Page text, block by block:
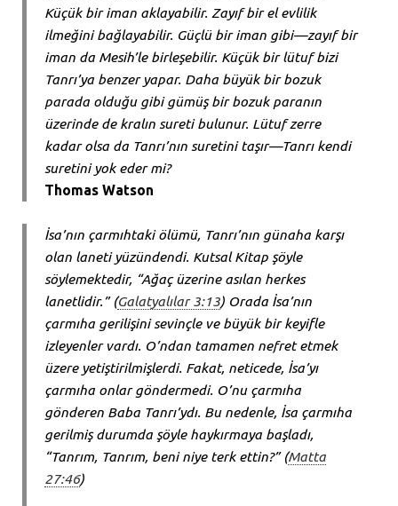
Küçük bir iman aklayabilir. Zayıf bir el evlilik
ilmeğini bağlayabilir. Güçlü bir iman gibi—zayıf bir
iman da Mesih’le birleşebilir. Küçük bir lütuf bizi
Tanrı’ya benzer yapar. Daha büyük bir bozuk
parada olduğu gibi gümüş bir bozuk paranın
üzerinde de kralın sureti bulunur. Lütuf zerre
kadar olsa da Tanrı’nın suretini taşır—Tanrı kendi
suretini yok eder mi?
Thomas Watson
İsa’nın çarmıhtaki ölümü, Tanrı’nın günaha karşı
olan laneti yüzündendi. Kutsal Kitap şöyle
söylemektedir, “Ağaç üzerine asılan herkes
lanetlidir.” (Galatyalılar 3:13) Orada İsa’nın
çarmıha gerilişini sevinçle ve büyük bir keyifle
izleyenler vardı. O’ndan tamamen nefret etmek
üzere yetiştirilmişlerdi. Fakat, neticede, İsa’yı
çarmıha onlar göndermedi. O’nu çarmıha
gönderen Baba Tanrı’ydı. Bu nedenle, İsa çarmıha
gerilmiş durumda şöyle haykırmaya başladı,
“Tanrım, Tanrım, beni niye terk ettin?” (Matta
27:46)